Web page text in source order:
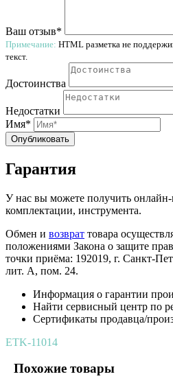
Ваш отзыв*
Примечание: HTML разметка не
текст.
Достоинства
Недостатки
Имя*
Опубликовать
Гарантия
У нас вы можете получить
комплектации, инструмента.
Обмен и возврат товара
положениями Закона о защите
точки приёма: 192019, г. Санкт-
лит. А, пом. 24.
Информация о гарантии
Найти сервисный центр по
Сертификаты продавца/
ETK-11014
Похожие товары